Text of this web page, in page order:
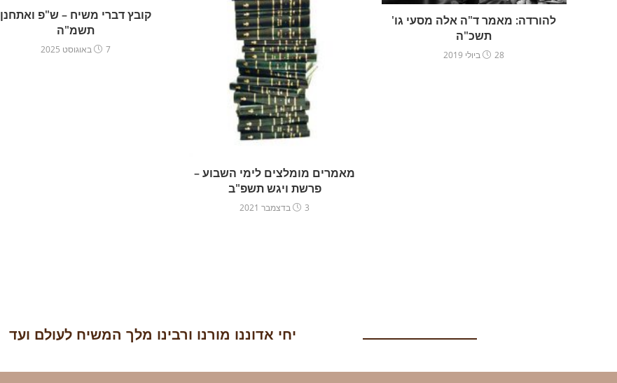
קובץ דברי משיח – ש"פ ואתחנן
תשמ"ה
7 באוגוסט 2025
מאמרים מומלצים לימי השבוע –
פרשת ויגש תשפ"ב
3 בדצמבר 2021
להורדה: מאמר ד"ה אלה מסעי גו'
תשכ"ה
28 ביולי 2019
יחי אדוננו מורנו ורבינו מלך המשיח לעולם ועד